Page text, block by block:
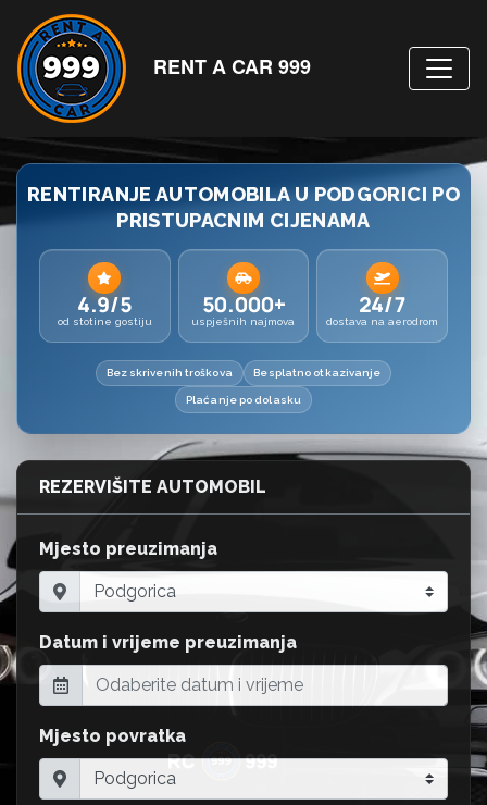
RENT A CAR 999
RENTIRANJE AUTOMOBILA U PODGORICI PO
PRISTUPACNIM CIJENAMA
4.9/5
od stotine gostiju
50.000+
uspješnih najmova
24/7
dostava na aerodrom
Bez skrivenih troškova Besplatno otkazivanje
Plaćanje po dolasku
REZERVIŠITE AUTOMOBIL
Mjesto preuzimanja
Datum i vrijeme preuzimanja
Mjesto povratka